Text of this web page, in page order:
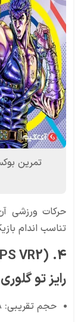
تمرین
حرکات ورزشی
تناسب اندام
رایز تو گلوری
حجم تقریبی: 18 گیگابایت